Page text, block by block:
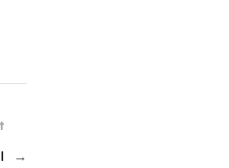
→